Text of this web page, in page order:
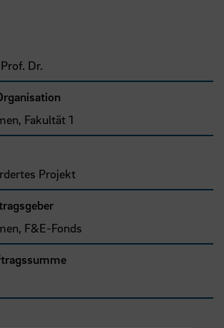
Dr.
Fakultät 1
Projekt
F&E-Fonds